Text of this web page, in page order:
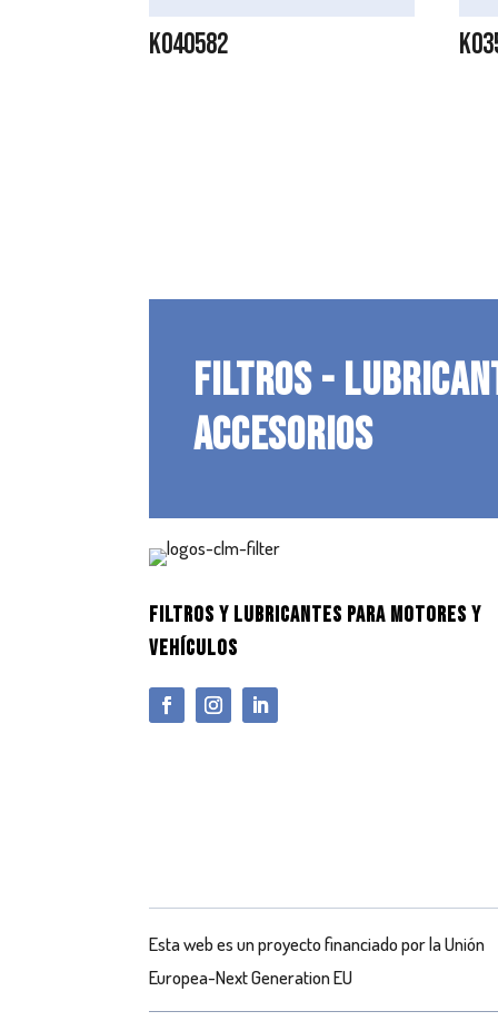
K040582
FILTROS -
ACCESORIOS
FILTROS Y LUBRICANTES PARA MOTORES Y
VEHÍCULOS
Esta web es un proyecto financiado por la Unión
Europea-Next Generation EU